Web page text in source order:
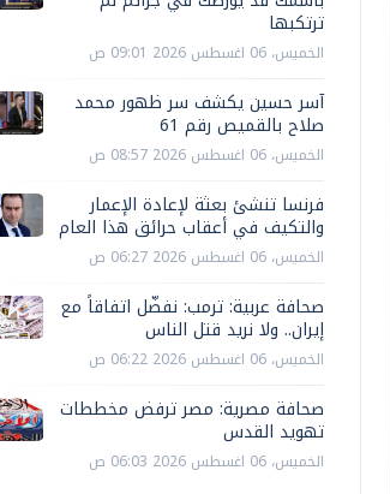
ترتكبها
الخميس، 06 اغسطس 2026 09:01 ص
آسر حسين يكشف سر ظهور محمد
صلاح بالقميص رقم 61
الخميس، 06 اغسطس 2026 08:57 ص
فرنسا تنشئ بعثة لإعادة الإعمار
والتكيف في أعقاب حرائق هذا العام
الخميس، 06 اغسطس 2026 06:27 ص
صحافة عربية: ترمب: نفضّل اتفاقاً مع
إيران.. ولا نريد قتل الناس
الخميس، 06 اغسطس 2026 06:22 ص
صحافة مصرية: مصر ترفض مخططات
تهويد القدس
الخميس، 06 اغسطس 2026 06:03 ص